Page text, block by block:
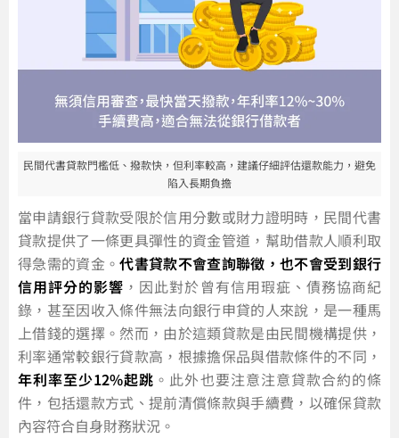
民間代書貸款門檻低、撥款快，但利率較高，建議仔細評估還款能力，避免
陷入長期負擔
當申請銀行貸款受限於信用分數或財力證明時，民間代書
貸款提供了一條更具彈性的資金管道，幫助借款人順利取
得急需的資金。代書貸款不會查詢聯徵，也不會受到銀行
信用評分的影響 ，因此對於曾有信用瑕疵、債務協商紀
錄，甚至因收入條件無法向銀行申貸的人來說，是一種馬
上借錢的選擇。然而，由於這類貸款是由民間機構提供，
利率通常較銀行貸款高，根據擔保品與借款條件的不同，
年利率至少12%起跳 。此外也要注意注意貸款合約的條
件，包括還款方式、提前清償條款與手續費，以確保貸款
內容符合自身財務狀況。